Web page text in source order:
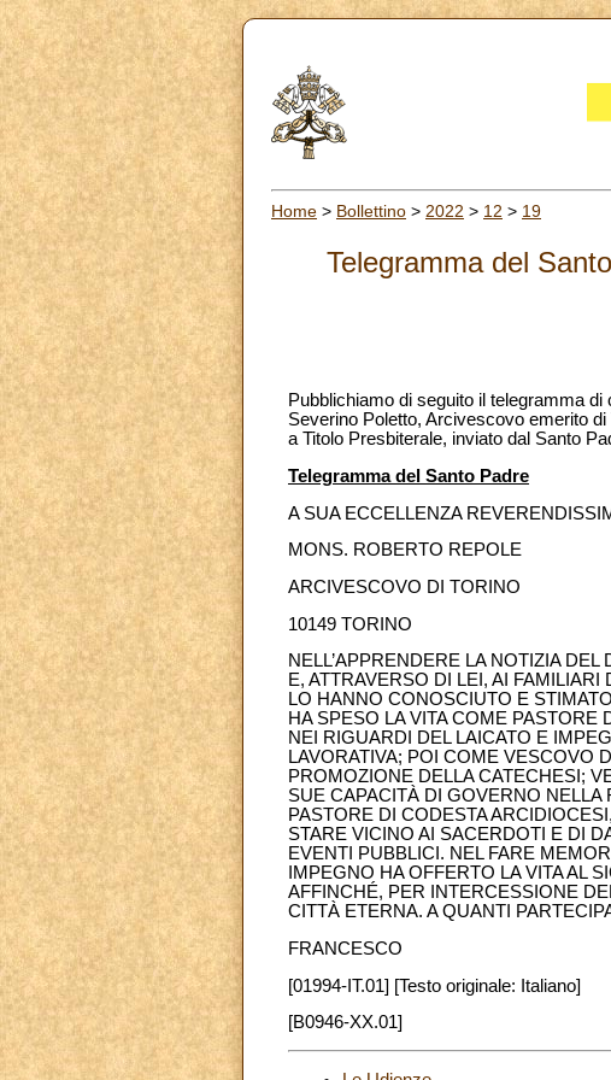
Home > Bollettino > 2022 > 12 > 19
Telegramma del
Pubblichiamo di seguito il telegramma
Severino Poletto, Arcivescovo emerito
a Titolo Presbiterale, inviato dal Santo
Telegramma del Santo Padre
A SUA ECCELLENZA
MONS. ROBERTO REPOLE
ARCIVESCOVO DI TORINO
10149 TORINO
NELL’APPRENDERE LA NOTIZIA
E, ATTRAVERSO DI LEI, AI
LO HANNO CONOSCIUTO E
HA SPESO LA VITA COME
NEI RIGUARDI DEL LAICATO E
LAVORATIVA; POI COME VESCOVO
PROMOZIONE DELLA CATECHESI;
SUE CAPACITÀ DI GOVERNO NELLA
PASTORE DI CODESTA
STARE VICINO AI SACERDOTI E DI
EVENTI PUBBLICI. NEL FARE
IMPEGNO HA OFFERTO LA VITA AL
AFFINCHÉ, PER INTERCESSIONE
CITTÀ ETERNA. A QUANTI
FRANCESCO
[01994-IT.01] [Testo originale: Italiano]
[B0946-XX.01]